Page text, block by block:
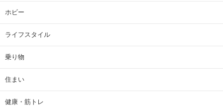
ホビー
ライフスタイル
乗り物
住まい
健康・筋トレ